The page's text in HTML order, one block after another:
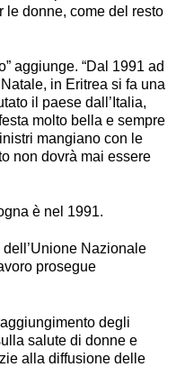
le donne, come del resto
aggiunge. “Dal 1991 ad
in Eritrea si fa una
il paese dall’Italia,
molto bella e sempre
mangiano con le
non dovrà mai essere
è nel 1991.
Nazionale
prosegue
degli
salute di donne e
alla diffusione delle